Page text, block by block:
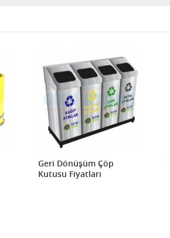
Geri Dönüşüm Çöp
Kutusu Fiyatları